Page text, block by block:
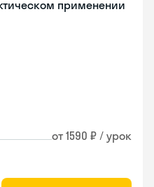
применении
от 1590 ₽ / урок